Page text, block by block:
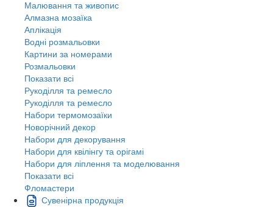
Малювання та живопис
Алмазна мозаїка
Аплікація
Водні розмальовки
Картини за номерами
Розмальовки
Показати всі
Рукоділля та ремесло
Рукоділля та ремесло
Набори термомозаїки
Новорічний декор
Набори для декорування
Набори для квілінгу та орігамі
Набори для ліплення та моделювання
Показати всі
Фломастери
Сувенірна продукція